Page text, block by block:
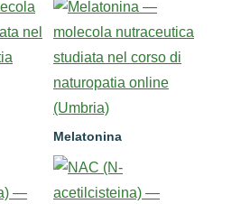
Melatonina